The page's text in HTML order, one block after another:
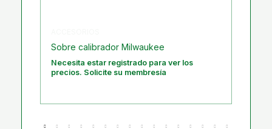
Generador CO2 Propano Electrogrow
Necesita estar registrado para ver los
precios. Solicite su membresía